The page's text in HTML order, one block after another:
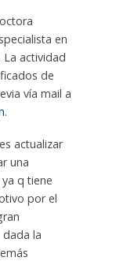
en
La actividad
de
vía mail a
.
actualizar
una
q tiene
por el
la